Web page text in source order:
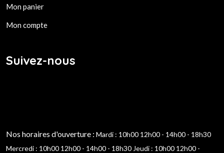
Mon panier
Mon compte
Suivez-nous
Nos horaires d'ouverture : Mardi : 10h00 12h00 - 14h00 - 18h30
Mercredi : 10h00 12h00 - 14h00 - 18h30 Jeudi : 10h00 12h00 -